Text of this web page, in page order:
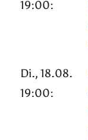
19:00:
Di., 18.08.
19:00: